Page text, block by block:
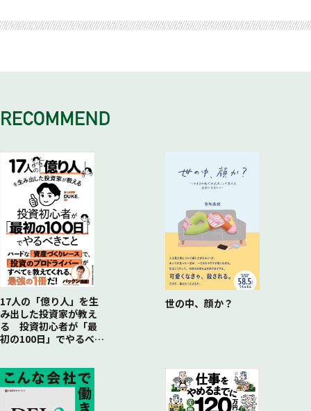
人手不足になると経済はどうなる？
儲かるポイント２ 米国と日本における貯蓄率と株価の関係
●儲かるまとめ
儲かるポイント３ 賢い投資家は「機械受注統計」に注目する
儲かるポイント４ 分配次第で株価が上がる業種は変わる
経済学のキホン5 純輸出の分だけGDPはプラスになる
儲かるポイント5 トヨタとホンダでは〝儲け方〟が違う
●儲かるまとめ
経済学のキホン6 財政赤字の場合、貯蓄は借金返済に回る
儲かるポイント ISバランスの変化が相場の転換点となる
●儲かるまとめ
経済学のキホン8 金利が低下するとGDPは増加する
儲かるポイント8 実質金利と名目金利。重要なのは…？
経済学のキホン9 貨幣市場では金利上昇でGDPが増加
経済学のキホン10 財政出動のメリットと思わぬデメリット
●儲かるまとめ
経済学のキホン11 財政出動と金融政策、効果が大きいの
は？
儲かるポイント11 電子マネーの普及は景気にプラスか？
●儲かるまとめ
経済学のキホン12 貿易があると財政出動の効果は弱まる
儲かるポイント12 巨大な島国である米国への正しい投資法
●儲かるまとめ
●儲かるまとめ
経済学のキホン14 物価が上がると雇用が増えるカラクリ
●儲かるまとめ
●儲かるまとめ
儲かるポイント16 TPPで日経平均株価は２割上昇
●儲かるまとめ
儲かるポイント17 トランプの敵対的な通商政策の影響
原則」
●儲かるまとめ
経済学のキホン19 経済成長はカネ、ヒト、テクノロジー
儲かるポイント19 AI社会の到来で株価は上がるか？
●儲かるまとめ
17人の「億り人」を生
み出した投資家が教え
る 投資初心者が「最
初の100日」でやるべき
世の中、顔か？